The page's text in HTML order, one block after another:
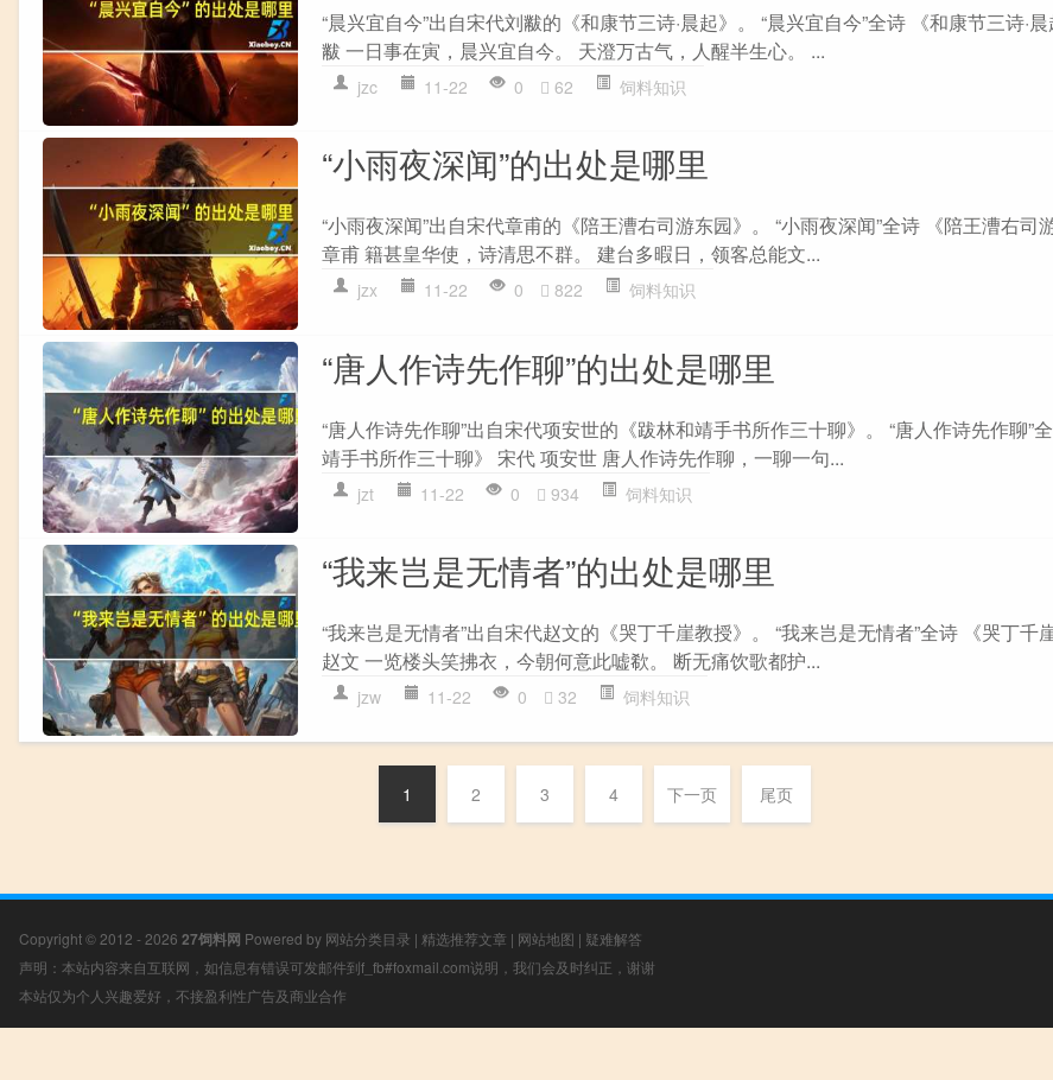
“晨兴宜自今”出自宋代刘黻的《和康节三诗·晨起》。 “晨兴宜自今”全诗 《和康节三诗·
黻 一日事在寅，晨兴宜自今。 天澄万古气，人醒半生心。 ...
jzc 11-22 0 62 饲料知识
“小雨夜深闻”的出处是哪里
“小雨夜深闻”出自宋代章甫的《陪王漕右司游东园》。 “小雨夜深闻”全诗 《陪王漕右司
章甫 籍甚皇华使，诗清思不群。 建台多暇日，领客总能文...
jzx 11-22 0 822 饲料知识
“唐人作诗先作聊”的出处是哪里
“唐人作诗先作聊”出自宋代项安世的《跋林和靖手书所作三十聊》。 “唐人作诗先作聊”
靖手书所作三十聊》 宋代 项安世 唐人作诗先作聊，一聊一句...
jzt 11-22 0 934 饲料知识
“我来岂是无情者”的出处是哪里
“我来岂是无情者”出自宋代赵文的《哭丁千崖教授》。 “我来岂是无情者”全诗 《哭丁千
赵文 一览楼头笑拂衣，今朝何意此嘘欷。 断无痛饮歌都护...
jzw 11-22 0 32 饲料知识
1 2 3 4 下一页 尾页
Copyright © 2012 - 2026 27饲料网 Powered by 网站分类目录 | 精选推荐文章 | 网站地图 | 疑难解答
声明：本站内容来自互联网，如信息有错误可发邮件到f_fb#foxmail.com说明，我们会及时纠正，谢谢
本站仅为个人兴趣爱好，不接盈利性广告及商业合作